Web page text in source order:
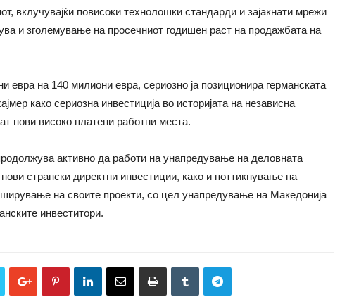
вклучувајќи повисоки технолошки стандарди и зајакнати мрежи
и зголемување на просечниот годишен раст на продажбата на
на 140 милиони евра, сериозно ја позиционира германската
како сериозна инвестиција во историјата на независна
нови високо платени работни места.
активно да работи на унапредување на деловната
странски директни инвестиции, како и поттикнување на
на своите проекти, со цел унапредување на Македонија
инвеститори.